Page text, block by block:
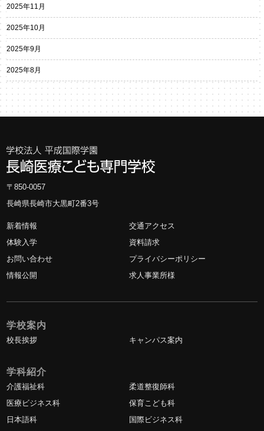
2025年11月
2025年10月
2025年9月
2025年8月
〒850-0057
長崎県長崎市大黒町2番3号
新着情報
交通アクセス
体験入学
資料請求
お問い合わせ
プライバシーポリシー
情報公開
求人事業所様
学校案内
校長挨拶 キャンパス案内
学科紹介
介護福祉科
柔道整復師科
医療ビジネス科
保育こども科
日本語科
国際ビジネス科